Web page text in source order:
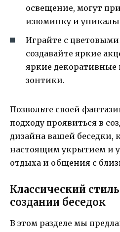
освещение, могут
изюминку и
Играйте с
создавайте яркие
яркие
зонтики.
Позвольте своей
подходу проявиться в
дизайна вашей беседки,
настоящим укрытием и
отдыха и общения с
Классический
создании беседок
В этом разделе мы